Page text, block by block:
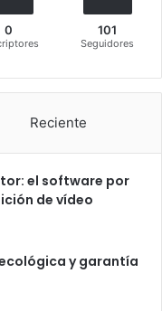
0 101
Seguidores
Reciente
el software por
de vídeo
y garantía